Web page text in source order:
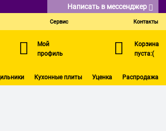
Написать в мессенджер
Сервис Контакты
Мой
профиль
Корзина
пуста:(
Кухонные плиты Уценка Распродажа